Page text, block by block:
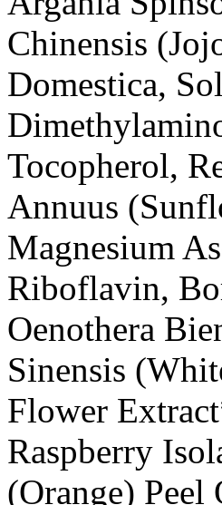
Chinensis
Domestica,
Tocopherol,
Annuus
Magnesium
Riboflavin,
Oenothera
Sinensis
Flower
Raspberry
(Orange)